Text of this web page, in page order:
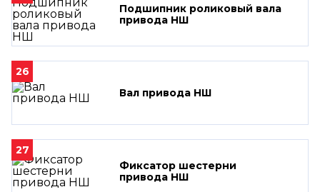
Подшипник роликовый вала
привода НШ
26
Вал привода НШ
27
Фиксатор шестерни
привода НШ